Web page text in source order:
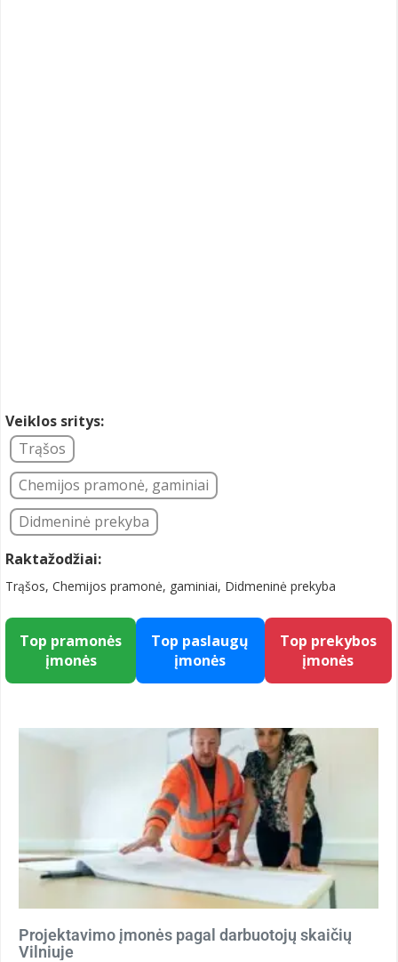
Veiklos sritys:
Trąšos
Chemijos pramonė, gaminiai
Didmeninė prekyba
Raktažodžiai:
Trąšos, Chemijos pramonė, gaminiai, Didmeninė prekyba
Top pramonės
įmonės
Top paslaugų
įmonės
Top prekybos
įmonės
Projektavimo įmonės pagal darbuotojų skaičių
Vilniuje